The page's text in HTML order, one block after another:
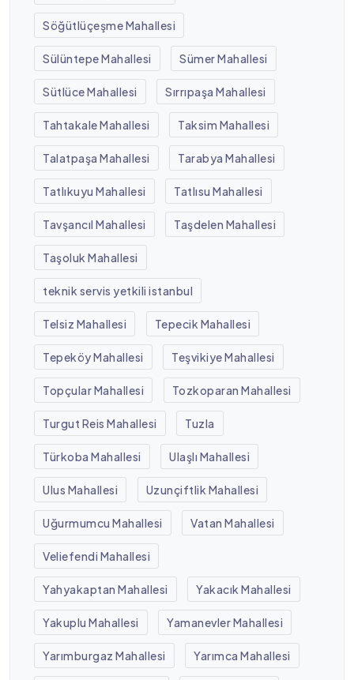
Söğütlüçeşme Mahallesi
Sülüntepe Mahallesi Sümer Mahallesi
Sütlüce Mahallesi Sırrıpaşa Mahallesi
Tahtakale Mahallesi Taksim Mahallesi
Talatpaşa Mahallesi Tarabya Mahallesi
Tatlıkuyu Mahallesi Tatlısu Mahallesi
Tavşancıl Mahallesi Taşdelen Mahallesi
Taşoluk Mahallesi
teknik servis yetkili istanbul
Telsiz Mahallesi Tepecik Mahallesi
Tepeköy Mahallesi Teşvikiye Mahallesi
Topçular Mahallesi Tozkoparan Mahallesi
Turgut Reis Mahallesi Tuzla
Türkoba Mahallesi Ulaşlı Mahallesi
Ulus Mahallesi Uzunçiftlik Mahallesi
Uğurmumcu Mahallesi Vatan Mahallesi
Veliefendi Mahallesi
Yahyakaptan Mahallesi Yakacık Mahallesi
Yakuplu Mahallesi Yamanevler Mahallesi
Yarımburgaz Mahallesi Yarımca Mahallesi